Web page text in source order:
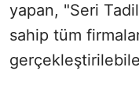
yapan, "Seri
sahip tüm